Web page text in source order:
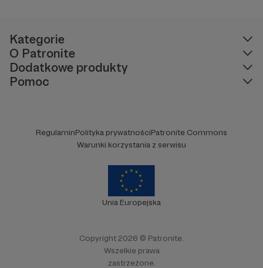
Kategorie
O Patronite
Dodatkowe produkty
Pomoc
RegulaminPolityka prywatnościPatronite Commons
Warunki korzystania z serwisu
Unia Europejska
Copyright 2026 © Patronite.
Wszelkie prawa
zastrzeżone.